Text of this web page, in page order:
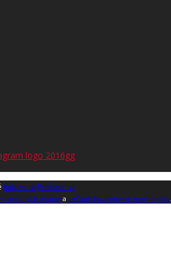
Initpro.sk Prihlásiť sa
osobných údajova reCaptcha zmluvné podmienky.